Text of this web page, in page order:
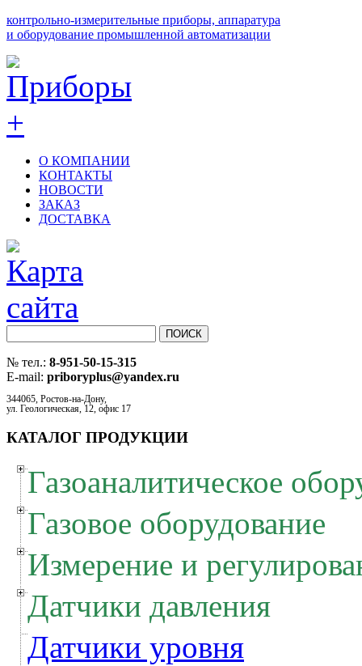
контрольно-измерительные приборы, аппаратура
и оборудование промышленной автоматизации
О КОМПАНИИ
КОНТАКТЫ
НОВОСТИ
ЗАКАЗ
ДОСТАВКА
№ тел.: 8-951-50-15-315
E-mail: priboryplus@yandex.ru
344065, Ростов-на-Дону,
ул. Геологическая, 12, офис 17
КАТАЛОГ ПРОДУКЦИИ
Газоаналитическое
Газовое оборудование
Измерение и
Датчики давления
Датчики уровня